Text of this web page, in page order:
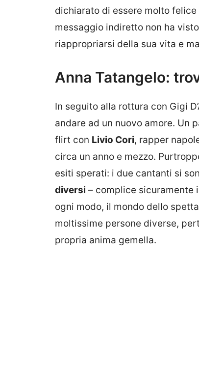
dichiarato di essere molto felice
messaggio indiretto non ha
riappropriarsi della sua vita e
Anna Tatangelo:
In seguito alla rottura con Gigi
andare ad un nuovo amore. Un
flirt con Livio Cori, rapper
circa un anno e mezzo.
esiti sperati: i due cantanti si
diversi – complice
ogni modo, il mondo dello
moltissime persone diverse,
propria anima gemella.